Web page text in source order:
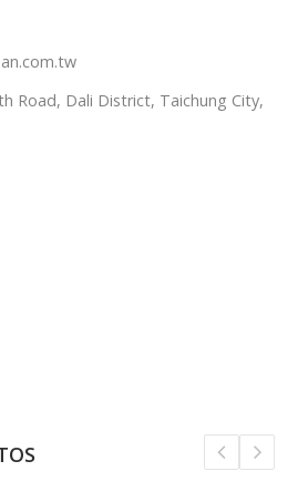
Road, Dali District, Taichung City,